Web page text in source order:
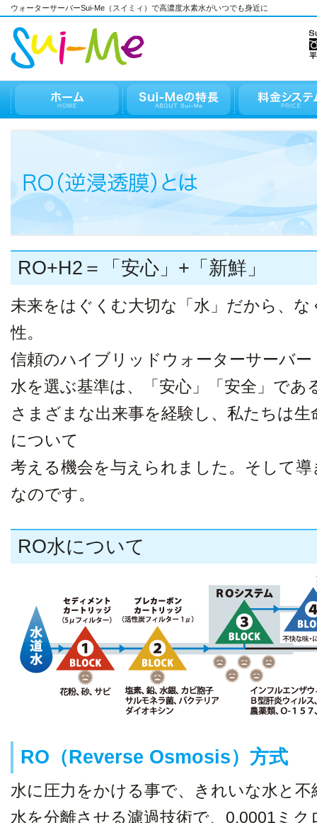
ウォーターサーバーSui-Me（スイミィ）で高濃度水素水がいつでも身近に
RO+H2＝「安心」+「新鮮」
未来をはぐくむ大切な「水」だから、
性。
信頼のハイブリッドウォーターサーバ
水を選ぶ基準は、「安心」「安全」であ
さまざまな出来事を経験し、私たちは
について
考える機会を与えられました。そして
なのです。
RO水について
RO（Reverse Osmosis）方式
水に圧力をかける事で、きれいな水と
水を分離させる濾過技術で、0.0001ミ